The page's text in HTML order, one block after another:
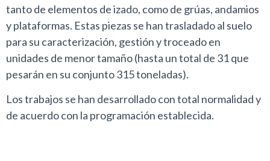
tanto de elementos de izado, como de grúas, andamios
y plataformas. Estas piezas se han trasladado al suelo
para su caracterización, gestión y troceado en
unidades de menor tamaño (hasta un total de 31 que
pesarán en su conjunto 315 toneladas).
Los trabajos se han desarrollado con total normalidad y
de acuerdo con la programación establecida.